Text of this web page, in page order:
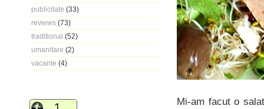
publicitate (33)
reviews (73)
traditional (52)
umanitare (2)
vacante (4)
Mi-am facut o